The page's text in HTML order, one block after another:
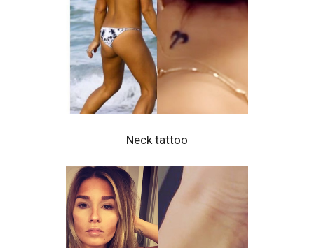
Neck tattoo